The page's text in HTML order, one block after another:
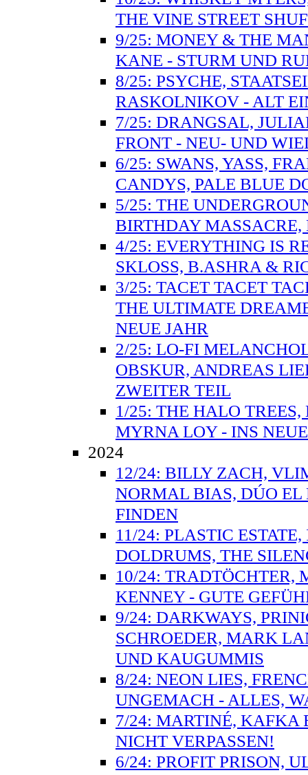
THE VINE STREET
9/25: MONEY & THE
KANE - STURM UND
8/25: PSYCHE,
RASKOLNIKOV - ALT
7/25: DRANGSAL,
FRONT - NEU- UND
6/25: SWANS, YASS,
CANDYS, PALE BLUE
5/25: THE
BIRTHDAY
4/25: EVERYTHING IS
SKLOSS, B.ASHRA &
3/25: TACET TACET
THE ULTIMATE
NEUE JAHR
2/25: LO-FI
OBSKUR, ANDREAS
ZWEITER TEIL
1/25: THE HALO
MYRNA LOY - INS
2024
12/24: BILLY ZACH,
NORMAL BIAS, DÚO
FINDEN
11/24: PLASTIC
DOLDRUMS, THE
10/24: TRADTÖCHTER,
KENNEY - GUTE
9/24: DARKWAYS,
SCHROEDER, MARK
UND KAUGUMMIS
8/24: NEON LIES,
UNGEMACH - ALLES,
7/24: MARTINÉ, KAFKA
NICHT VERPASSEN!
6/24: PROFIT PRISON,